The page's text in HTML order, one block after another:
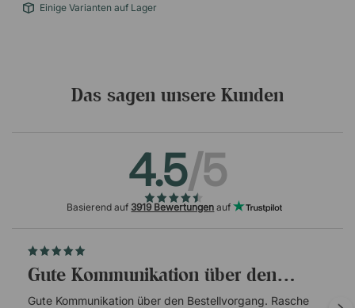
Einige Varianten auf Lager
Das sagen unsere Kunden
4.5/5
Basierend auf 3919 Bewertungen auf
Gute Kommunikation über den…
Gute Kommunikation über den Bestellvorgang. Rasche